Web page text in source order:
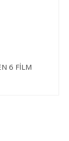
6 FİLM